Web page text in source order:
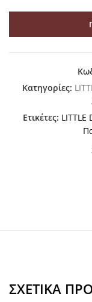
Κατηγορίες:
Ετικέτες: LITTLE
ΣΧΕΤΙΚΆ